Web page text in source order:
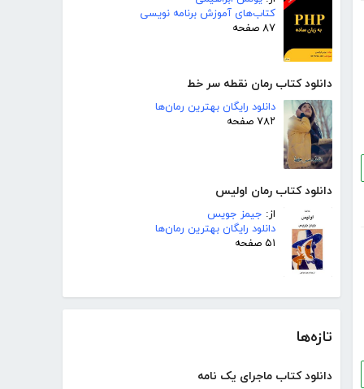
کتاب‌های آموزش برنامه نویسی
۸۷ صفحه
دانلود کتاب رمان نقطه سر خط
دانلود رایگان بهترین رمان‌ها
۷۸۲ صفحه
دانلود کتاب رمان اولیس
از: جیمز جویس
دانلود رایگان بهترین رمان‌ها
۵۱ صفحه
تازه‌ها
دانلود کتاب ماجرای یک نامه